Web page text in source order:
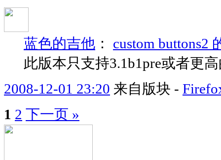
蓝色的吉他 ： custom buttons2
此版本只支持3.1b1pre或者更
2008-12-01 23:20 来自版块 -
1 2 下一页 »